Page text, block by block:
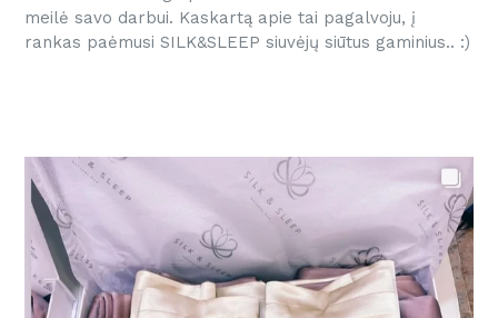
meilė savo darbui. Kaskartą apie tai pagalvoju, į
rankas paėmusi SILK&SLEEP siuvėjų siūtus gaminius.. :)